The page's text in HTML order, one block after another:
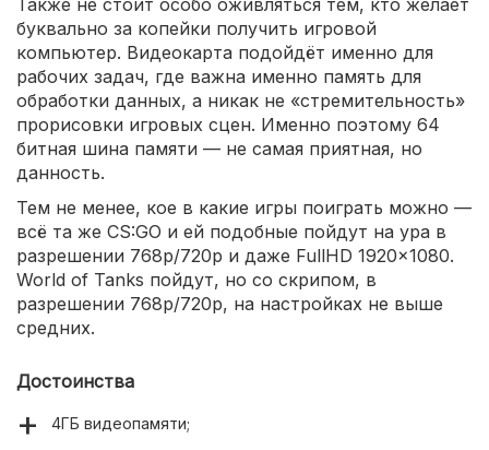
Также не стоит особо оживляться тем, кто желает
буквально за копейки получить игровой
компьютер. Видеокарта подойдёт именно для
рабочих задач, где важна именно память для
обработки данных, а никак не «стремительность»
прорисовки игровых сцен. Именно поэтому 64
битная шина памяти — не самая приятная, но
данность.
Тем не менее, кое в какие игры поиграть можно —
всё та же CS:GO и ей подобные пойдут на ура в
разрешении 768p/720p и даже FullHD 1920×1080.
World of Tanks пойдут, но со скрипом, в
разрешении 768p/720p, на настройках не выше
средних.
Достоинства
4ГБ видеопамяти;